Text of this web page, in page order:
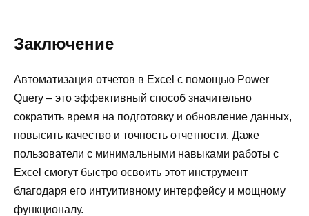
Заключение
Автоматизация отчетов в Excel с помощью Power
Query – это эффективный способ значительно
сократить время на подготовку и обновление данных,
повысить качество и точность отчетности. Даже
пользователи с минимальными навыками работы с
Excel смогут быстро освоить этот инструмент
благодаря его интуитивному интерфейсу и мощному
функционалу.